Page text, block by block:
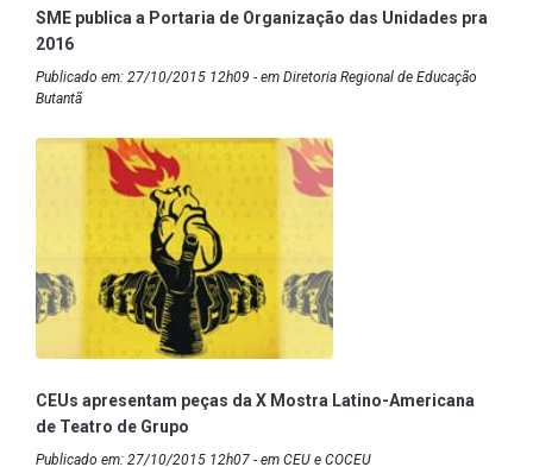
SME publica a Portaria de Organização das Unidades pra
2016
Publicado em: 27/10/2015 12h09 - em Diretoria Regional de Educação
Butantã
CEUs apresentam peças da X Mostra Latino-Americana
de Teatro de Grupo
Publicado em: 27/10/2015 12h07 - em CEU e COCEU